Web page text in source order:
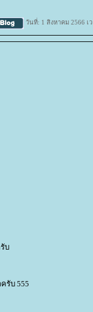
วันที่: 1 สิงหาคม 2566 เ
บ
รับ 555